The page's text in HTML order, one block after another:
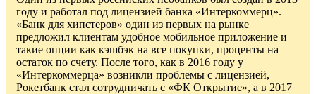
году и работал под лицензией банка «Интеркоммерц».
«Банк для хипстеров» один из первых на рынке
предложил клиентам удобное мобильное приложение и
такие опции как кэшбэк на все покупки, проценты на
остаток по счету. После того, как в 2016 году у
«Интеркоммерца» возникли проблемы с лицензией,
Рокетбанк стал сотрудничать с «ФК Открытие», а в 2017